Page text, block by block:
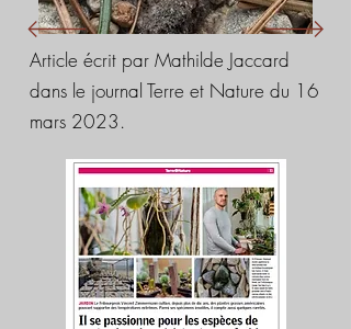
Article écrit par Mathilde Jaccard
dans le journal Terre et Nature du 16
mars 2023.